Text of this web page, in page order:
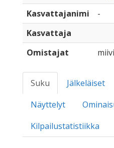
Kasvattajanimi
-
Kasvattaja
Omistajat
Suku Jälkeläiset
Näyttelyt
Kilpailustatistiikka